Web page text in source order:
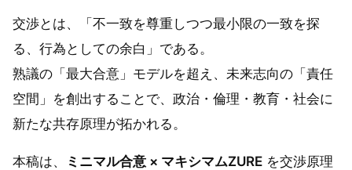
交渉とは、「不一致を尊重しつつ最小限の一致を探
る、行為としての余白」である。
熟議の「最大合意」モデルを超え、未来志向の「責任
空間」を創出することで、政治・倫理・教育・社会に
新たな共存原理が拓かれる。
本稿は、 ミニマル合意 × マキシマムZURE を交渉原理